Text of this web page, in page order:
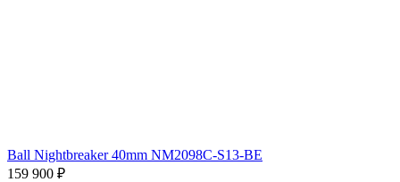
Ball Nightbreaker 40mm NM2098C-S13-BE
159 900 ₽